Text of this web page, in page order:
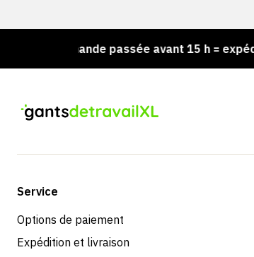
Commande passée avant 15 h = expédiée le
Service
Options de paiement
Expédition et livraison